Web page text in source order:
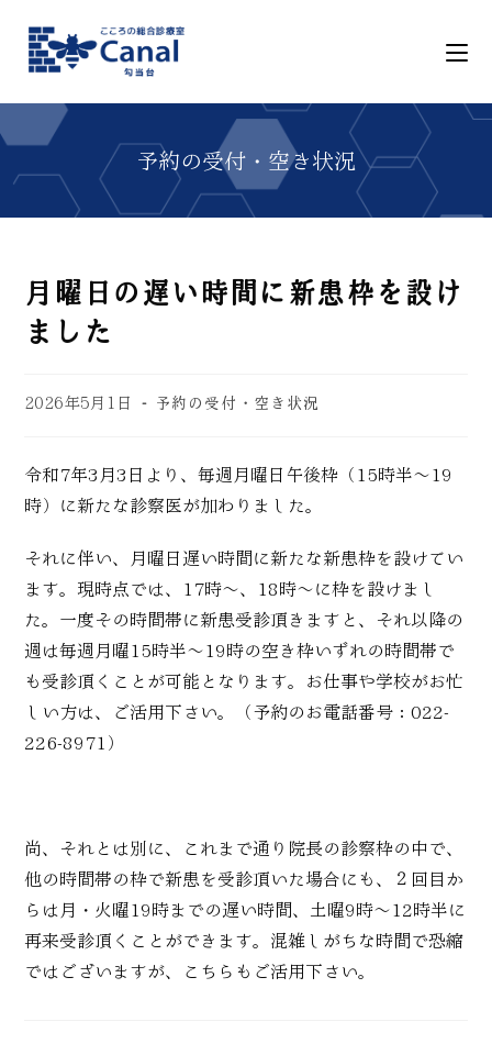
月曜日の遅い時間に新患枠を設け
ました
2026年5月1日 予約の受付・空き状況
令和7年3月3日より、毎週月曜日午後枠（15時半～19
時）に新たな診察医が加わりました。
それに伴い、月曜日遅い時間に新たな新患枠を設けてい
ます。現時点では、17時～、18時～に枠を設けまし
た。一度その時間帯に新患受診頂きますと、それ以降の
週は毎週月曜15時半～19時の空き枠いずれの時間帯で
も受診頂くことが可能となります。お仕事や学校がお忙
しい方は、ご活用下さい。（予約のお電話番号：022-
226-8971）
尚、それとは別に、これまで通り院長の診察枠の中で、
他の時間帯の枠で新患を受診頂いた場合にも、２回目か
らは月・火曜19時までの遅い時間、土曜9時～12時半に
再来受診頂くことができます。混雑しがちな時間で恐縮
ではございますが、こちらもご活用下さい。